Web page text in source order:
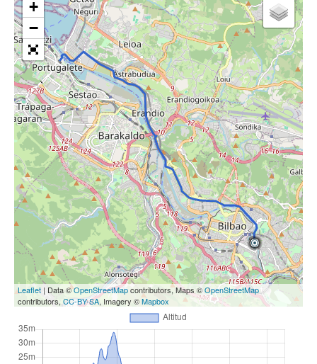
+
−
Leaflet | Data ©OpenStreetMapcontributors, Maps ©OpenStreetMap
contributors, CC-BY-SA, Imagery ©Mapbox